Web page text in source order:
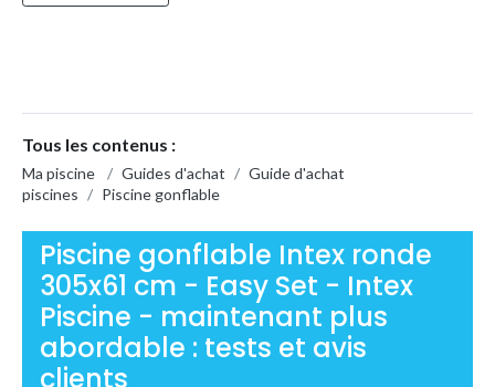
Tous les contenus :
Ma piscine / Guides d'achat / Guide d'achat
piscines / Piscine gonflable
Piscine gonflable Intex ronde
305x61 cm - Easy Set - Intex
Piscine - maintenant plus
abordable : tests et avis
clients